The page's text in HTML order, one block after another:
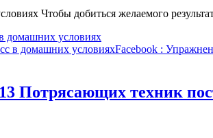
Чтобы добиться желаемого
домашних условиях
в домашних условияхFacebook :
Потрясающих техник